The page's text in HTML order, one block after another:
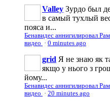
Valley Зурдо был
в самый тухлый
пояса и...
Бенавидес аннигилировал
видео · 0 minutes ago
grid Я не знаю як
якщо у нього з
йому...
Бенавидес аннигилировал
видео · 20 minutes ago